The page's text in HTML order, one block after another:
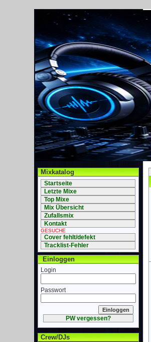
Mixkatalog
Startseite
Letzte Mixe
Top Mixe
Mix Übersicht
Zufallsmix
Kontakt
GESUCHE
Cover fehlt/defekt
Tracklist-Fehler
Einloggen
Login
Passwort
PW vergessen?
Crew/DJs